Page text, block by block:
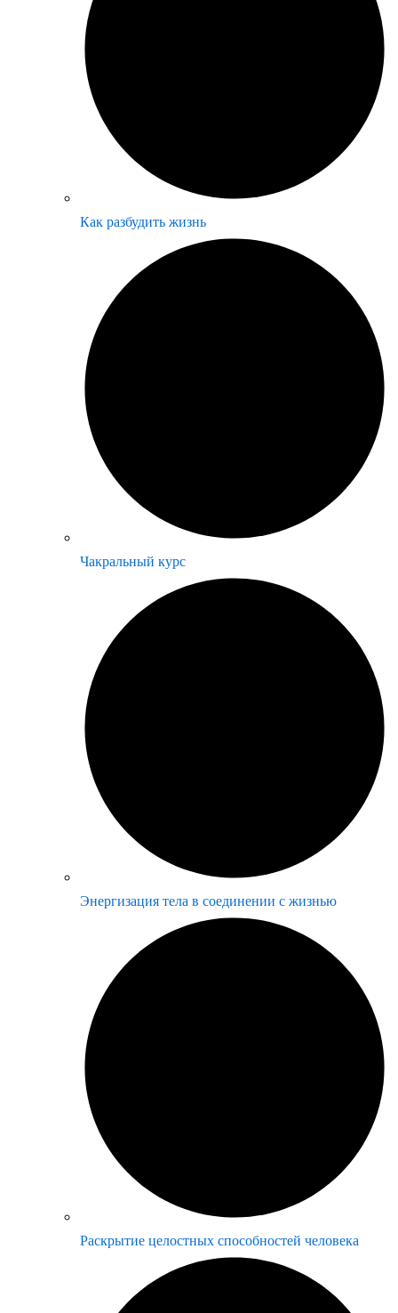
Как разбудить жизнь
Чакральный курс
Энергизация тела в соединении с жизнью
Раскрытие целостных способностей человека